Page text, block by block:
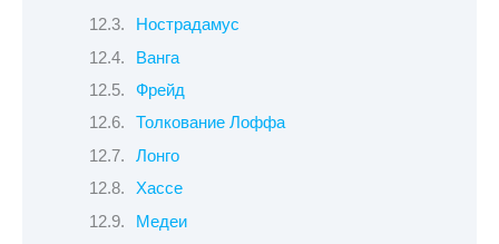
Нострадамус
Ванга
Фрейд
Толкование Лоффа
Лонго
Хассе
Медеи